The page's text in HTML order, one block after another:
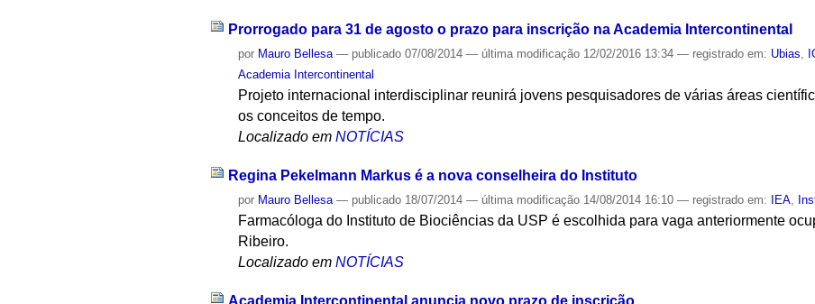
Prorrogado para 31 de agosto o prazo para inscrição na Academia Intercontinental
por Mauro Bellesa — publicado 07/08/2014— última modificação 12/02/2016 13:34— registrado em: Ubias,
Academia Intercontinental
Projeto internacional interdisciplinar reunirá jovens pesquisadores de várias áreas
os conceitos de tempo.
Localizado em NOTÍCIAS
Regina Pekelmann Markus é a nova conselheira do Instituto
por Mauro Bellesa — publicado 18/07/2014— última modificação 14/08/2014 16:10— registrado em: IEA
Farmacóloga do Instituto de Biociências da USP é escolhida para vaga anteriormente
Ribeiro.
Localizado em NOTÍCIAS
Academia Intercontinental anuncia novo prazo de inscrição